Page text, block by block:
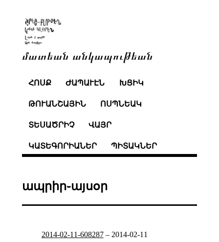
մատեան անկապութեան
ՀՈՍՔ ԺԱՊԱՒԷՆ ԽՑԻԿ
ԹՈՒԱՆՇԱՅԻՆ ՈՍՊՆԵԱԿ
ՏԵՍԱԾՐԻՉ ՎԱՅՐ
ԿԱՏԵԳՈՐԻԱՆԵՐ ՊԻՏԱԿՆԵՐ
ապրիր֊այսօր
2014-02-11-608287– 2014-02-11